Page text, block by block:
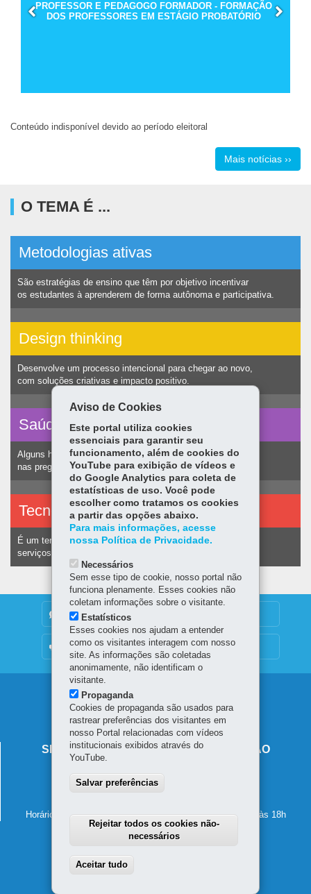
PROFESSOR E PEDAGOGO FORMADOR - FORMAÇÃO
DOS PROFESSORES EM ESTÁGIO PROBATÓRIO
Conteúdo indisponível devido ao período eleitoral
Mais notícias ››
O TEMA É ...
Metodologias ativas
São estratégias de ensino que têm por objetivo incentivar
os estudantes à aprenderem de forma autônoma e participativa.
Design thinking
Desenvolve um processo intencional para chegar ao novo,
com soluções criativas e impacto positivo.
Saúde vocal
Alguns hábitos humanos podem ocasionar nódulos
nas pregas vocais e consequentemente alteração na voz.
Tecnologias assistivas
É um termo utilizado para identificar recursos e
serviços voltados a pessoas com deficiência.
DENUNCIE CORRUPÇÃO
OUVIDORIA
Navegação
principal
SECRETARIA DE ESTADO DA EDUCAÇÃO
80610-011-Curitiba
Horário de atendimento: de segunda a sexta-feira, das 8h às 18h
Aviso de Cookies
Este portal utiliza cookies
essenciais para garantir seu
funcionamento, além de cookies do
YouTube para exibição de vídeos e
do Google Analytics para coleta de
estatísticas de uso. Você pode
escolher como tratamos os cookies
a partir das opções abaixo.
Para mais informações, acesse
nossa Política de Privacidade.
Necessários
Sem esse tipo de cookie, nosso portal não
funciona plenamente. Esses cookies não
coletam informações sobre o visitante.
Estatísticos
Esses cookies nos ajudam a entender
como os visitantes interagem com nosso
site. As informações são coletadas
anonimamente, não identificam o
visitante.
Propaganda
Cookies de propaganda são usados para
rastrear preferências dos visitantes em
nosso Portal relacionadas com vídeos
institucionais exibidos através do
YouTube.
Salvar preferências
Rejeitar todos os cookies não-
necessários
Aceitar tudo